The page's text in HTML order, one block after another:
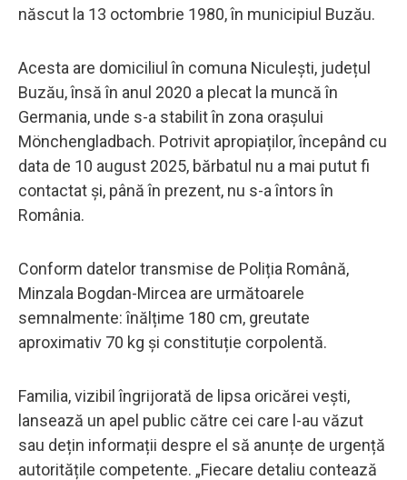
născut la 13 octombrie 1980, în municipiul Buzău.
Acesta are domiciliul în comuna Niculești, județul
Buzău, însă în anul 2020 a plecat la muncă în
Germania, unde s-a stabilit în zona orașului
Mönchengladbach. Potrivit apropiaților, începând cu
data de 10 august 2025, bărbatul nu a mai putut fi
contactat și, până în prezent, nu s-a întors în
România.
Conform datelor transmise de Poliția Română,
Minzala Bogdan-Mircea are următoarele
semnalmente: înălțime 180 cm, greutate
aproximativ 70 kg și constituție corpolentă.
Familia, vizibil îngrijorată de lipsa oricărei vești,
lansează un apel public către cei care l-au văzut
sau dețin informații despre el să anunțe de urgență
autoritățile competente. „Fiecare detaliu contează